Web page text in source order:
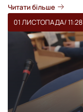
Читати більше
01 ЛИСТОПАДА/ 11:28